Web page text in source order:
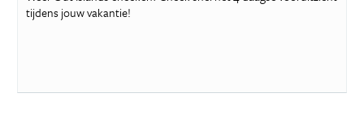
tijdens jouw vakantie!